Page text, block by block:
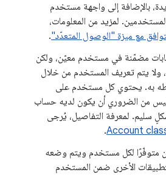
بالإضافة إلى واجهة مستخدم
لمزيد من المعلومات،
مع ميزة "الوصول المتعدّد".
مضمّنة في مستخدم معيّن، ولكن
ولا يتم تعريف المستخدم من خلال
به. يحتوي كل مستخدم على
ليس من الضروري أن يكون لديه حساب
سليم. لمعرفة التفاصيل، يُرجى
Account
.
متوفّرًا لكل مستخدم ويتم وضعه
الأخرى ضمن المستخدم